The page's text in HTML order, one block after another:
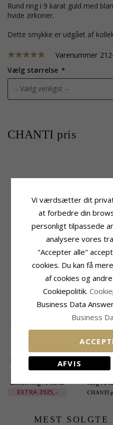
rund ring i 9 karat guld med blank overflade og 3 facetslebne
hvide zirkoner.
Dette smykke er udgået af
Varenummer
Vælg størrelse
CHANTI pris
Produktinformation
Ring
Ædelmetal: 9 Karat Guld
Ringskinne
2,2 mm
Bredde Bund:1,7 mm
Tykkelse Top:1,5 mm
Tykkelse Bund:1,1 mm
Zirkon ring i 9 karat
guld
EXTRA3925,-
Ring i 9
CHANTI
MEST
Vi værdsætter dit
at forbedre din
personligt tilpassede
analysere vores
"Accepter alle"
cookies. Du kan få
af cookies og
Cookiepolitik.
Business Data
Business
AFVIS